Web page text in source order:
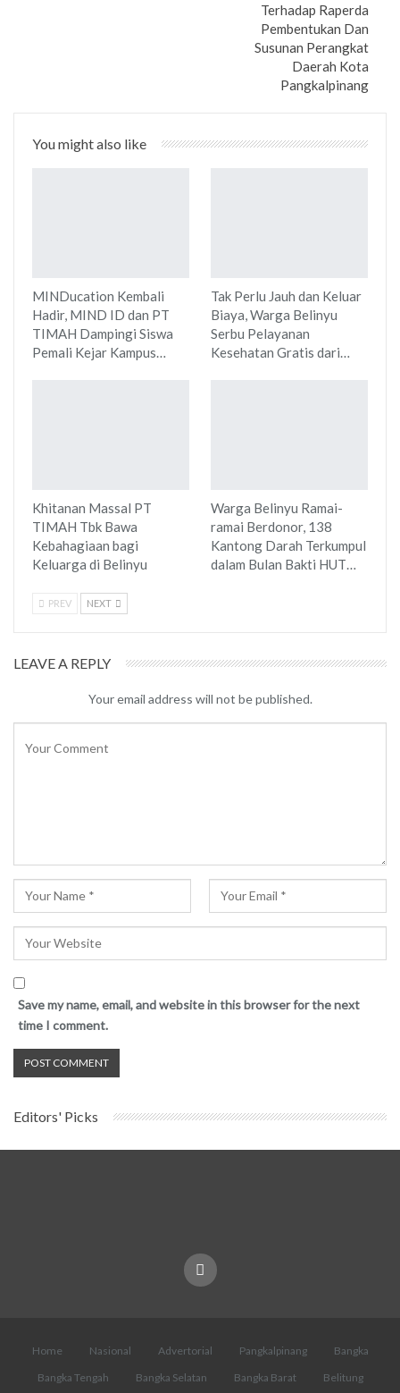
Terhadap Raperda
Pembentukan Dan
Susunan Perangkat
Daerah Kota
Pangkalpinang
You might also like
MINDucation Kembali
Hadir, MIND ID dan PT
TIMAH Dampingi Siswa
Pemali Kejar Kampus…
Tak Perlu Jauh dan Keluar
Biaya, Warga Belinyu
Serbu Pelayanan
Kesehatan Gratis dari…
Khitanan Massal PT
TIMAH Tbk Bawa
Kebahagiaan bagi
Keluarga di Belinyu
Warga Belinyu Ramai-
ramai Berdonor, 138
Kantong Darah Terkumpul
dalam Bulan Bakti HUT…
PREV NEXT
LEAVE A REPLY
Your email address will not be published.
Save my name, email, and website in this browser for the next
time I comment.
Editors' Picks
Home Nasional Advertorial Pangkalpinang
Bangka
Bangka Tengah
Bangka Selatan Bangka Barat Belitung